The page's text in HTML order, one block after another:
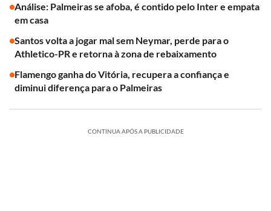
Análise: Palmeiras se afoba, é contido pelo Inter e empata
em casa
Santos volta a jogar mal sem Neymar, perde para o
Athletico-PR e retorna à zona de rebaixamento
Flamengo ganha do Vitória, recupera a confiança e
diminui diferença para o Palmeiras
CONTINUA APÓS A PUBLICIDADE